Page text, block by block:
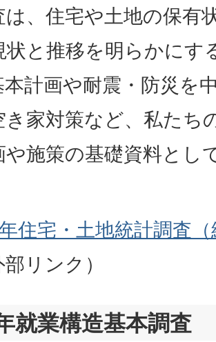
は、住宅や土地の保有
状と推移を明らかにす
計画や耐震・防災を
き家対策など、私たち
や施策の基礎資料とし
住宅・土地統計調査
部リンク）
就業構造基本調査